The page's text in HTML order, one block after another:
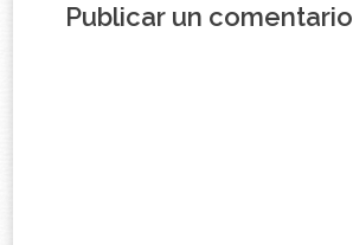
Publicar un comentario